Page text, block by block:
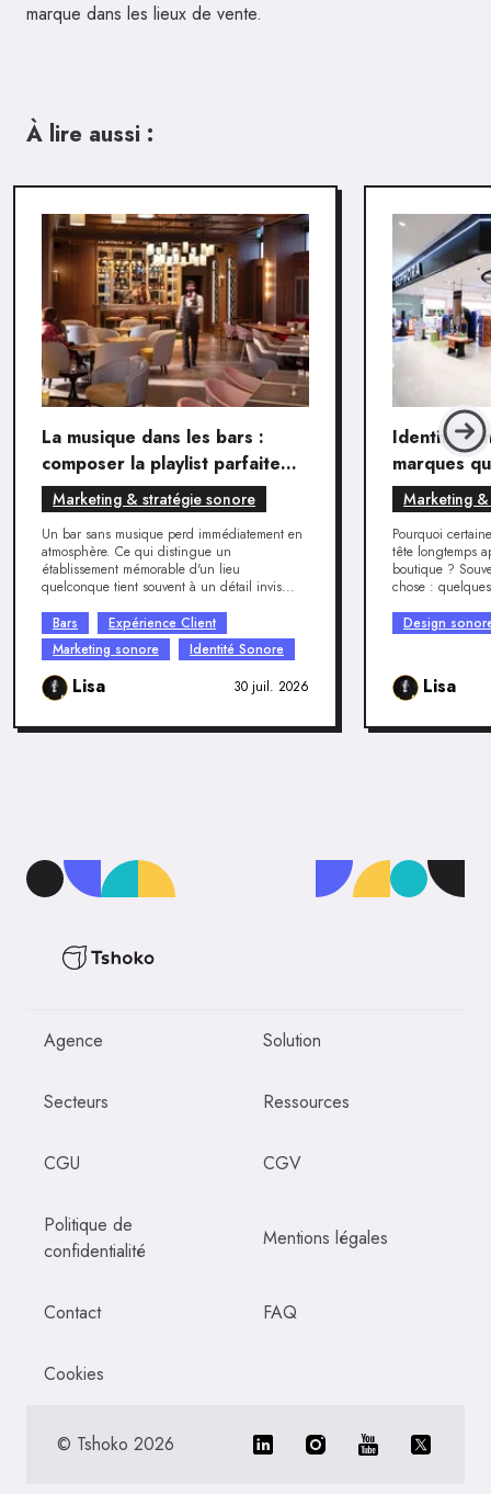
marque dans les lieux de vente.
À lire aussi :
La musique dans les bars :
composer la playlist parfaite
selon l'heure et l'ambiance
Marketing & stratégie sonore
Un bar sans musique perd immédiatement en
atmosphère. Ce qui distingue un
établissement mémorable d'un lieu
quelconque tient souvent à un détail invis...
Bars
Expérience Client
Marketing sonore
Identité Sonore
Lisa 30 juil. 2026
Identité
marques
différencier
Marketing
Pourquoi
tête longtemps
boutique ?
chose :
Design
Lisa
Agence Solution
Secteurs Ressources
CGU CGV
Politique de
confidentialité
Mentions légales
Contact FAQ
Cookies
© Tshoko 2026